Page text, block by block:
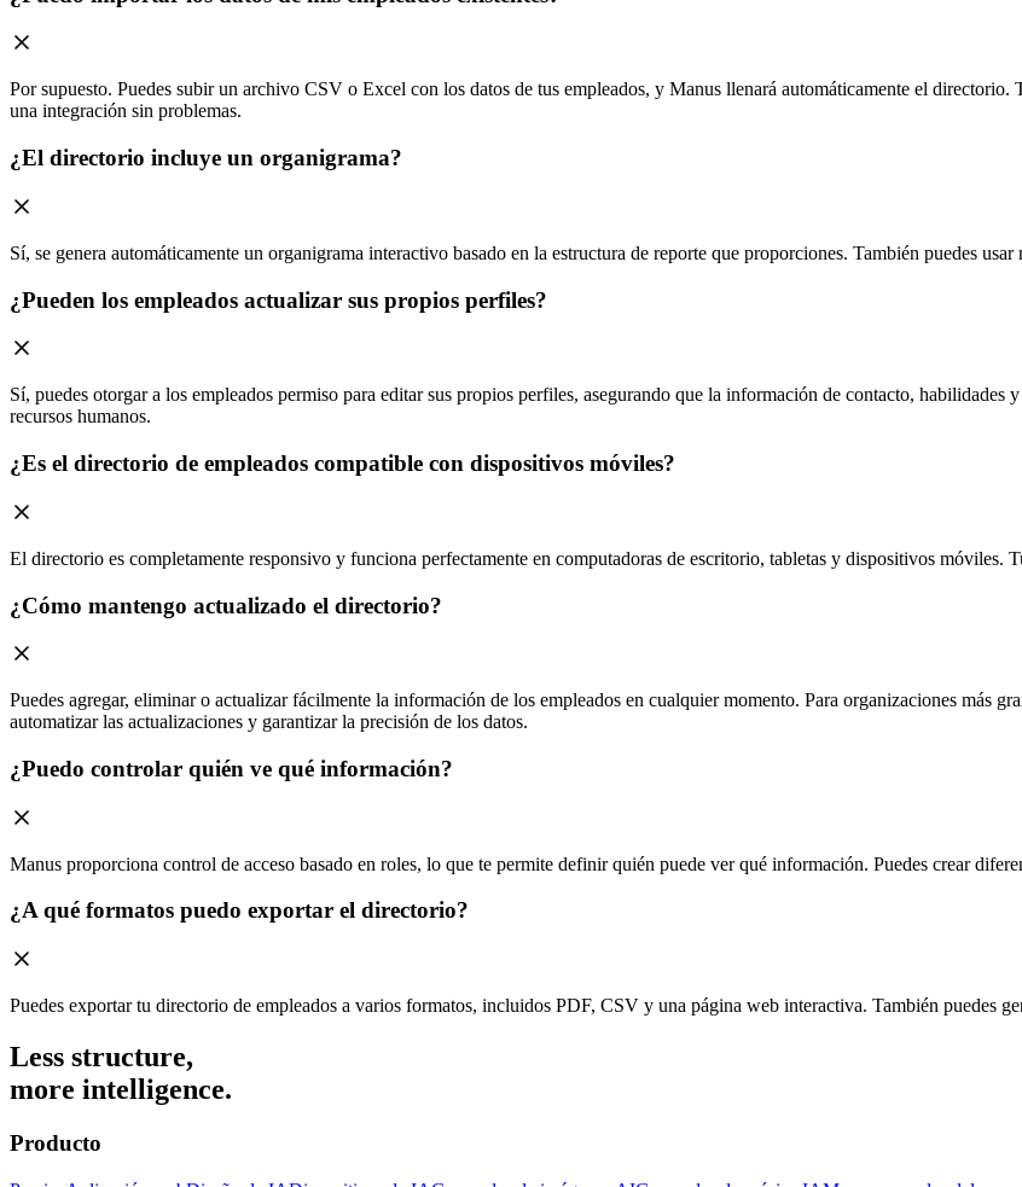
Por supuesto. Puedes subir un archivo CSV o Excel con los datos de tus empleados, y Manus llenará automáticamente el directorio.
una integración sin problemas.
¿El directorio incluye un organigrama?
Sí, se genera automáticamente un organigrama interactivo basado en la estructura de reporte que proporciones. También puedes usar
¿Pueden los empleados actualizar sus propios perfiles?
Sí, puedes otorgar a los empleados permiso para editar sus propios perfiles, asegurando que la información de contacto, habilidades
recursos humanos.
¿Es el directorio de empleados compatible con dispositivos móviles?
El directorio es completamente responsivo y funciona perfectamente en computadoras de escritorio, tabletas y dispositivos móviles.
¿Cómo mantengo actualizado el directorio?
Puedes agregar, eliminar o actualizar fácilmente la información de los empleados en cualquier momento. Para organizaciones más
automatizar las actualizaciones y garantizar la precisión de los datos.
¿Puedo controlar quién ve qué información?
Manus proporciona control de acceso basado en roles, lo que te permite definir quién puede ver qué información. Puedes crear
¿A qué formatos puedo exportar el directorio?
Puedes exportar tu directorio de empleados a varios formatos, incluidos PDF, CSV y una página web interactiva. También puedes
Less structure,
more intelligence.
Producto